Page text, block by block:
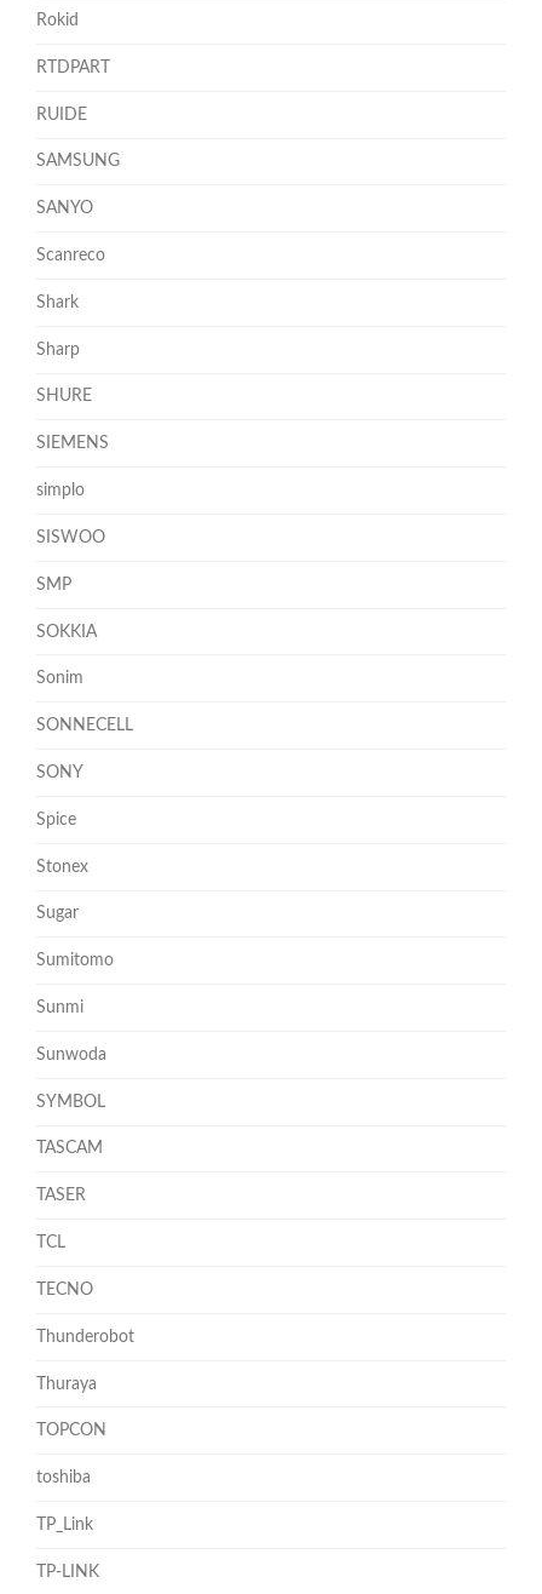
Rokid
RTDPART
RUIDE
SAMSUNG
SANYO
Scanreco
Shark
Sharp
SHURE
SIEMENS
simplo
SISWOO
SMP
SOKKIA
Sonim
SONNECELL
SONY
Spice
Stonex
Sugar
Sumitomo
Sunmi
Sunwoda
SYMBOL
TASCAM
TASER
TCL
TECNO
Thunderobot
Thuraya
TOPCON
toshiba
TP_Link
TP-LINK